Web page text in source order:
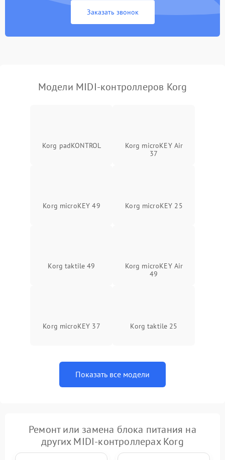
Проблемы с передачей
1000 ₽
Неисправность подсветки 500 ₽ Подробнее →
пэдов/клавиш
Задержка сигнала 1500 ₽ Подробнее →
Заказать звонок
Модели MIDI-контроллеров Korg
Korg padKONTROL
Korg microKEY Air
37
Korg microKEY 49 Korg microKEY 25
Korg taktile 49
Korg microKEY Air
49
Korg microKEY 37 Korg taktile 25
Показать все модели
Ремонт или замена блока питания на
других MIDI-контроллерах Korg